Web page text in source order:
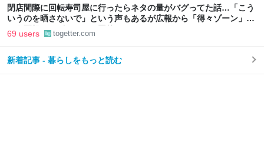
閉店間際に回転寿司屋に行ったらネタの量がバグってた話…「こう
いうのを晒さないで」という声もあるが広報から「得々ゾーン」と
いう正規サービスだとの回答も
69 users togetter.com
新着記事 - 暮らしをもっと読む